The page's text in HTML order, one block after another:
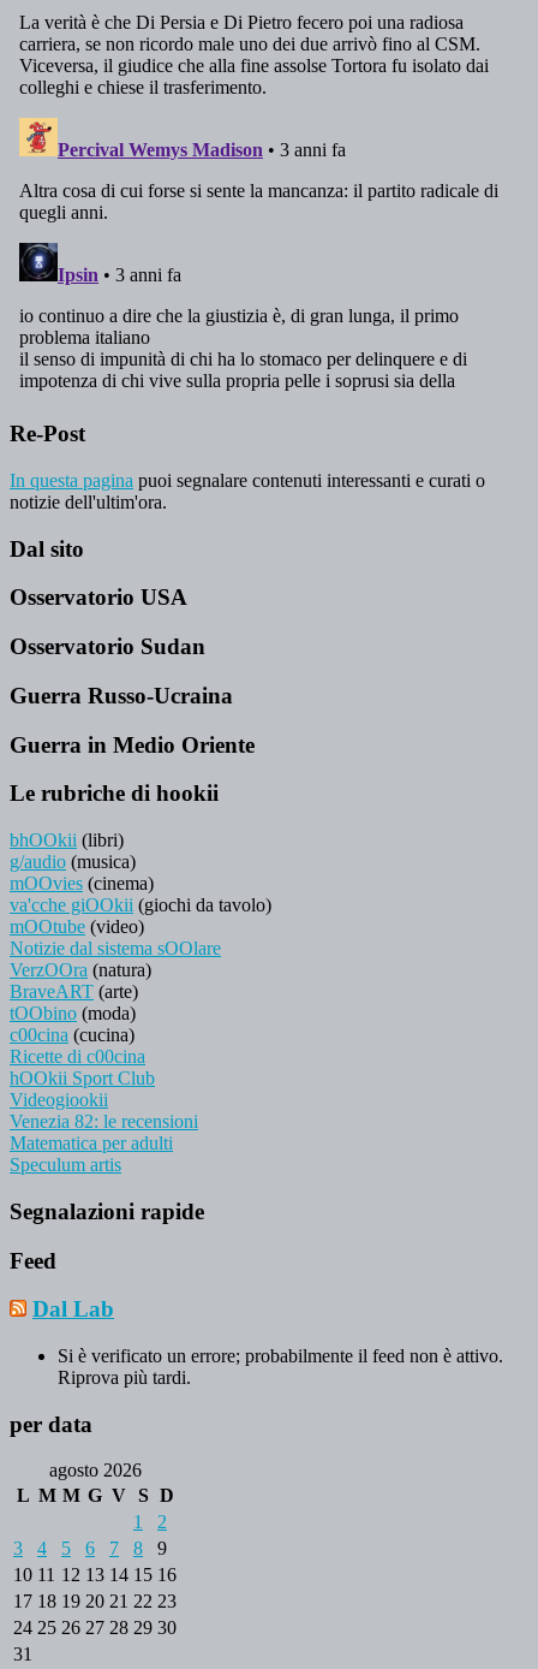
Re-Post
In questa pagina puoi segnalare contenuti interessanti e curati o
notizie dell'ultim'ora.
Dal sito
Osservatorio USA
Osservatorio Sudan
Guerra Russo-Ucraina
Guerra in Medio Oriente
Le rubriche di hookii
bhOOkii (libri)
g/audio (musica)
mOOvies (cinema)
va'cche giOOkii (giochi da tavolo)
mOOtube (video)
Notizie dal sistema sOOlare
VerzOOra (natura)
BraveART (arte)
tOObino (moda)
c00cina (cucina)
Ricette di c00cina
hOOkii Sport Club
Videogiookii
Venezia 82: le recensioni
Matematica per adulti
Speculum artis
Segnalazioni rapide
Feed
Dal Lab
Si è verificato un errore; probabilmente il feed non è attivo.
Riprova più tardi.
per data
agosto 2026
L M M G V S D
1
2
3
4 5 6 7 8
9
10 11 12 13 14 15 16
17 18 19 20 21 22 23
24 25 26 27 28 29 30
31